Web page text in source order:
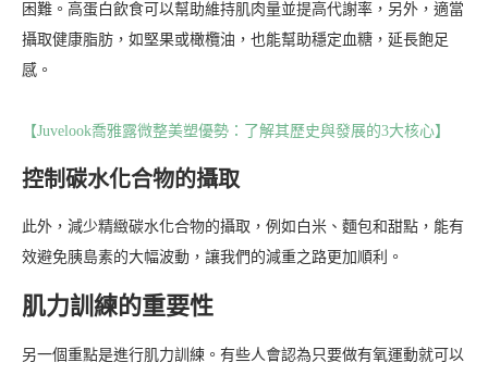
困難。高蛋白飲食可以幫助維持肌肉量並提高代謝率，另外，適當
攝取健康脂肪，如堅果或橄欖油，也能幫助穩定血糖，延長飽足
感。
【Juvelook喬雅露微整美塑優勢：了解其歷史與發展的3大核心】
控制碳水化合物的攝取
此外，減少精緻碳水化合物的攝取，例如白米、麵包和甜點，能有
效避免胰島素的大幅波動，讓我們的減重之路更加順利。
肌力訓練的重要性
另一個重點是進行肌力訓練。有些人會認為只要做有氧運動就可以